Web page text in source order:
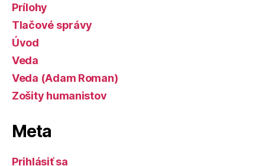
Prílohy
Tlačové správy
Úvod
Veda
Veda (Adam Roman)
Zošity humanistov
Meta
Prihlásiť sa